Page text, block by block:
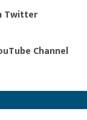
Twitter
Channel